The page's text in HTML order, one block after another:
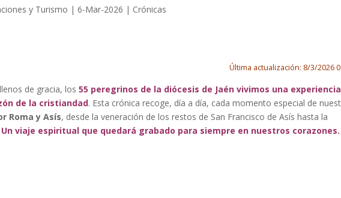
y Turismo | 6-Mar-2026 | Crónicas
Última actualización: 8/3/2026
de gracia, los 55 peregrinos de la diócesis de Jaén vivimos una experiencia
de la cristiandad. Esta crónica recoge, día a día, cada momento especial de
Roma y Asís, desde la veneración de los restos de San Francisco de Asís hasta la
Un viaje espiritual que quedará grabado para siempre en nuestros corazones.